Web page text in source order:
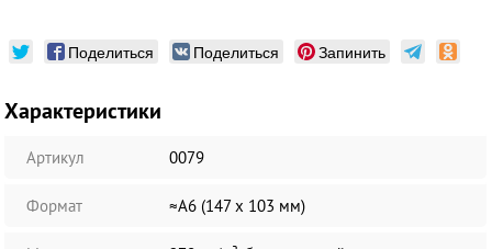
Поделиться Поделиться Запинить
Характеристики
Артикул 0079
Формат ≈А6 (147 х 103 мм)